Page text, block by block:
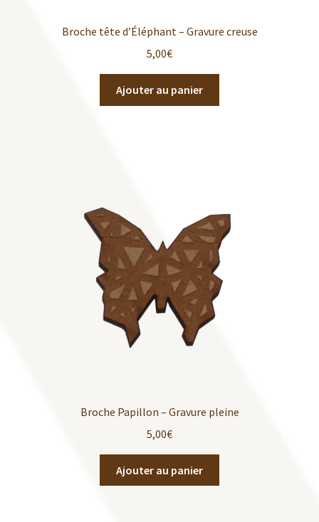
Broche tête d’Éléphant – Gravure creuse
5,00€
Ajouter au panier
Broche Papillon – Gravure pleine
5,00€
Ajouter au panier